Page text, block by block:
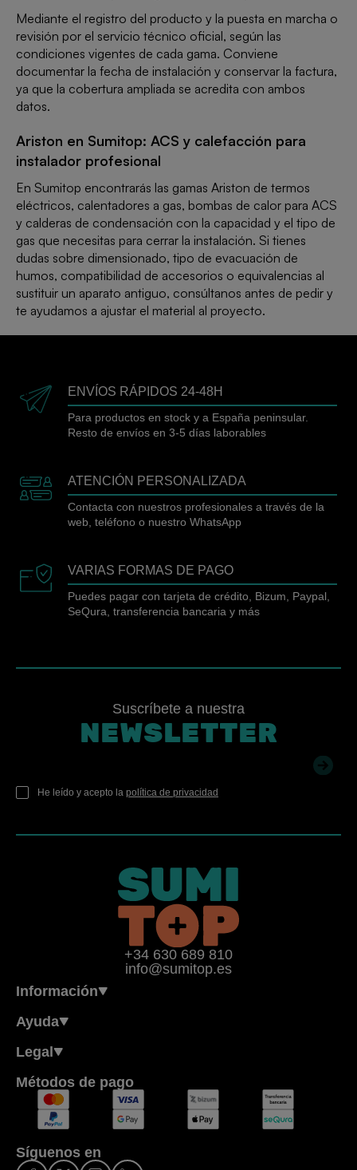
Mediante el registro del producto y la puesta en marcha o
revisión por el servicio técnico oficial, según las
condiciones vigentes de cada gama. Conviene
documentar la fecha de instalación y conservar la factura,
ya que la cobertura ampliada se acredita con ambos
datos.
Ariston en Sumitop: ACS y calefacción para
instalador profesional
En Sumitop encontrarás las gamas Ariston de termos
eléctricos, calentadores a gas, bombas de calor para ACS
y calderas de condensación con la capacidad y el tipo de
gas que necesitas para cerrar la instalación. Si tienes
dudas sobre dimensionado, tipo de evacuación de
humos, compatibilidad de accesorios o equivalencias al
sustituir un aparato antiguo, consúltanos antes de pedir y
te ayudamos a ajustar el material al proyecto.
ENVÍOS RÁPIDOS 24-48H
Para productos en stock y a España peninsular.
Resto de envíos en 3-5 días laborables
ATENCIÓN PERSONALIZADA
Contacta con nuestros profesionales a través de la
web, teléfono o nuestro WhatsApp
VARIAS FORMAS DE PAGO
Puedes pagar con tarjeta de crédito, Bizum, Paypal,
SeQura, transferencia bancaria y más
Suscríbete a nuestra
NEWSLETTER
He leído y acepto la política de privacidad
+34 630 689 810
info@sumitop.es
Información
Ayuda
Legal
Métodos de pago
Síguenos en